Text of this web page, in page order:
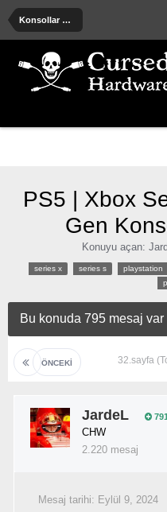
Konsollar ve Oyun donanımları
PS5 | Xbox
Gen
Konuyu açan:
series x series s playstation
Bu konuda 795 mesaj var
ÖNCEKI 32.sayfa
JardeL 791
CHW
2.220 mesaj
Mesaj tarihi: Eylül 9, 2024